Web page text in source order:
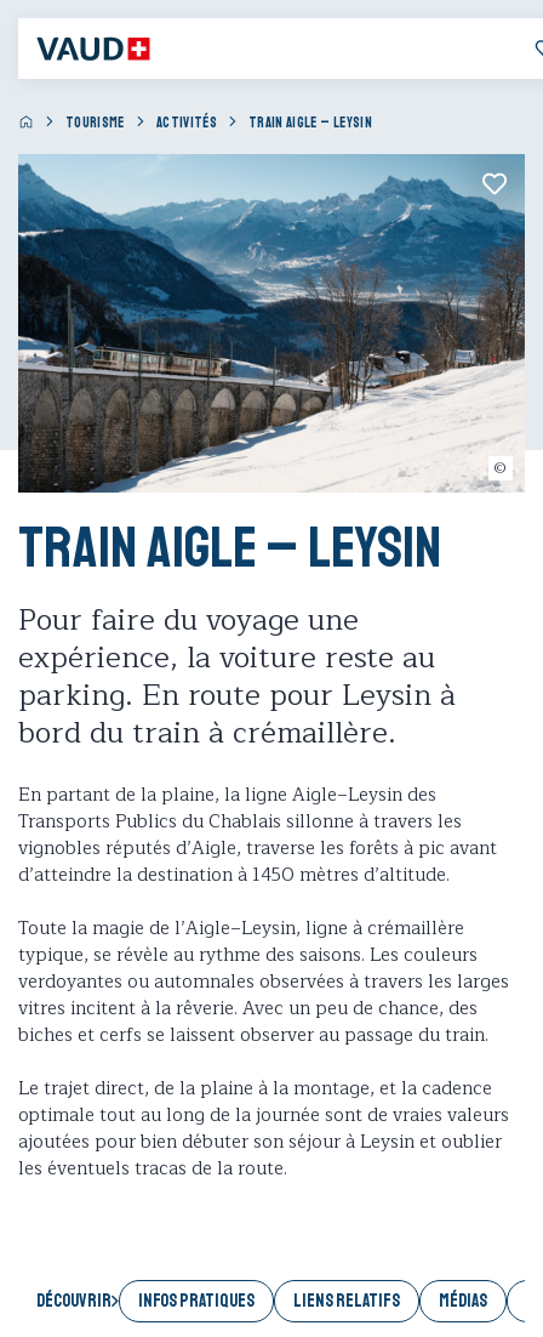
TOURISME ACTIVITÉS TRAIN AIGLE – LEYSIN
Visualps - Matthias Lehmann
Train Aigle – Leysin
Pour faire du voyage une
expérience, la voiture reste au
parking. En route pour Leysin à
bord du train à crémaillère.
En partant de la plaine, la ligne Aigle–Leysin des
Transports Publics du Chablais sillonne à travers les
vignobles réputés d’Aigle, traverse les forêts à pic avant
d’atteindre la destination à 1450 mètres d’altitude.
Toute la magie de l’Aigle–Leysin, ligne à crémaillère
typique, se révèle au rythme des saisons. Les couleurs
verdoyantes ou automnales observées à travers les larges
vitres incitent à la rêverie. Avec un peu de chance, des
biches et cerfs se laissent observer au passage du train.
Le trajet direct, de la plaine à la montage, et la cadence
optimale tout au long de la journée sont de vraies valeurs
ajoutées pour bien débuter son séjour à Leysin et oublier
les éventuels tracas de la route.
Découvrir INFOS PRATIQUES LIENS RELATIFS MÉDIAS